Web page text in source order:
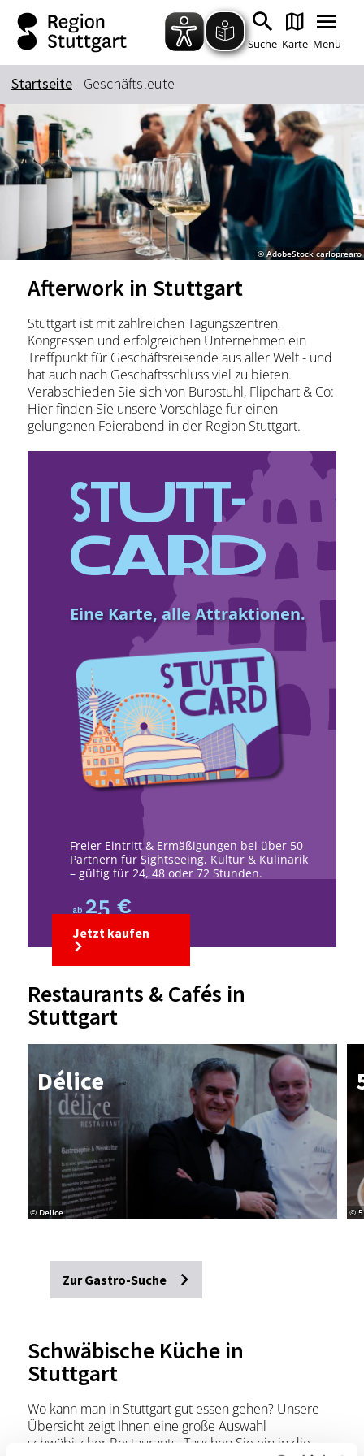
Zum Hauptinhalt springen
Zur Suche springen
Zur Hauptnavigation
Zum Footer springen
Suche Karte Menü
Suchbegriff
Das könnte Sie interessieren
Stadtführungen
Tickets
Citytour
Übernachtung
Erlebnisse
Essen & Trinken
Wein
Automobil
Kultur
Feste & Highlights
Startseite Geschäftsleute
© AdobeStock carloprearo
Afterwork in Stuttgart
Stuttgart ist mit zahlreichen Tagungszentren,
Kongressen und erfolgreichen Unternehmen ein
Treffpunkt für Geschäftsreisende aus aller Welt - und
hat auch nach Geschäftsschluss viel zu bieten.
Verabschieden Sie sich von Bürostuhl, Flipchart & Co:
Hier finden Sie unsere Vorschläge für einen
gelungenen Feierabend in der Region Stuttgart.
Stutt­
Card
Eine Karte, alle Attraktionen.
Freier Eintritt & Ermäßigungen bei über 50
Partnern für Sightseeing, Kultur & Kulinarik
– gültig für 24, 48 oder 72 Stunden.
ab 25 €
Jetzt kaufen
Restaurants & Cafés in
Stuttgart
© Delice
Dé­li­ce
©
Zur Gastro-Suche
Schwäbische Küche in
Stuttgart
Wo kann man in Stuttgart gut essen gehen? Unsere
Übersicht zeigt Ihnen eine große Auswahl
schwäbischer Restaurants. Tauchen Sie ein in die